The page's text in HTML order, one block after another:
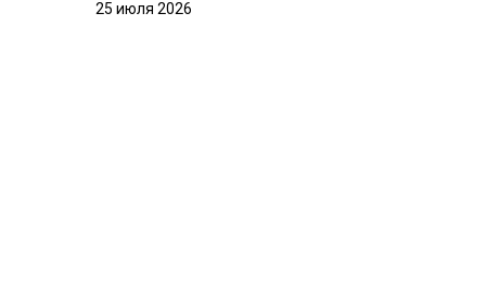
25 июля 2026